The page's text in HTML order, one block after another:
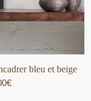
bleu et beige
€